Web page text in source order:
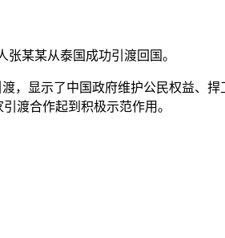
某某从泰国成功引渡回国。
，显示了中国政府维护公民权益、
渡合作起到积极示范作用。